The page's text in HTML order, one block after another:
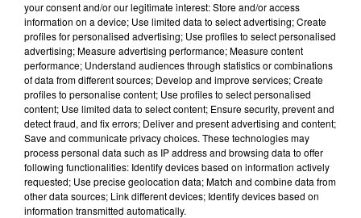
Publié : 23 février 2021 à 8h57 par TD
Depuis, Joaquin "El Chapo" Guzman a été
condamné à la prison à perpétuité aux Etats-Unis.
Il est incarcéré dans une prison haute sécurité du
Colorado.
Mundo Latino
Le fourmilier géant fait son retour
en Argentine, et en pleine...
your consent and/or our legitimate interest: Store and/or access
information on a device; Use limited data to select advertising; Create
profiles for personalised advertising; Use profiles to select personalised
advertising; Measure advertising performance; Measure content
performance; Understand audiences through statistics or combinations
of data from different sources; Develop and improve services; Create
profiles to personalise content; Use profiles to select personalised
content; Use limited data to select content; Ensure security, prevent and
detect fraud, and fix errors; Deliver and present advertising and content;
Save and communicate privacy choices. These technologies may
process personal data such as IP address and browsing data to offer
following functionalities: Identify devices based on information actively
requested; Use precise geolocation data; Match and combine data from
other data sources; Link different devices; Identify devices based on
information transmitted automatically.